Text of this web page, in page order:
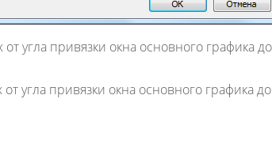
угла привязки окна основного графика
угла привязки окна основного графика